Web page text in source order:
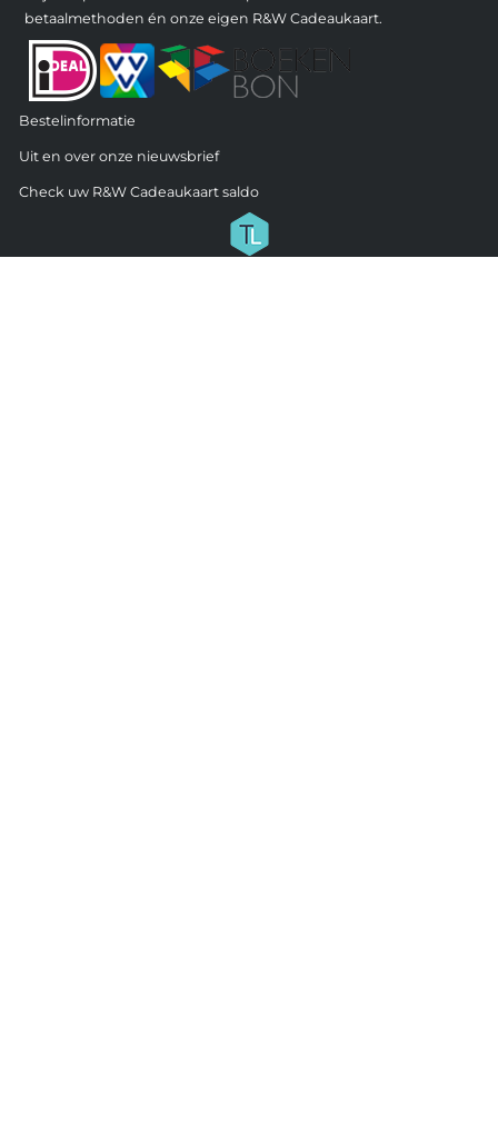
betaalmethoden én onze eigen R&W Cadeaukaart.
Bestelinformatie
Uit en over onze nieuwsbrief
Check uw R&W Cadeaukaart saldo